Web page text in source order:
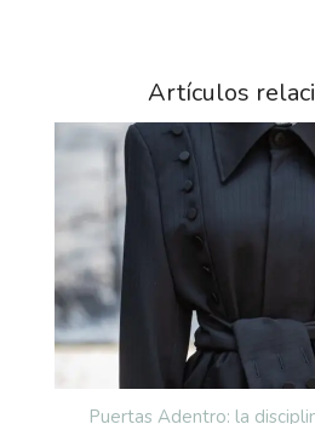
Artículos
Puertas Adentro: la